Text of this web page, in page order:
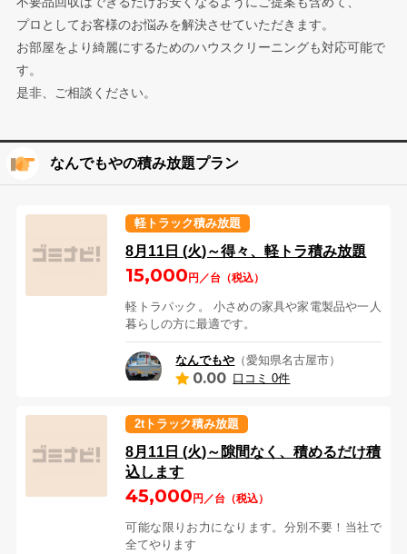
プロとしてお客様のお悩みを解決させていただきます。
お部屋をより綺麗にするためのハウスクリーニングも対応可能で
す。
是非、ご相談ください。
なんでもやの積み放題プラン
軽トラック積み放題
8月11日 (火)～得々、軽トラ積み放題
15,000円／台（税込）
軽トラパック。 小さめの家具や家電製品や一人
暮らしの方に最適です。
なんでもや （愛知県名古屋市）
0.00 口コミ 0件
2tトラック積み放題
8月11日 (火)～隙間なく、積めるだけ積
込します
45,000円／台（税込）
可能な限りお力になります。分別不要！当社で
全てやります